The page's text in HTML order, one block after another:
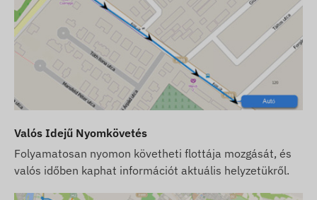
készen adjuk át. A SIM kártya beszerzése,
beállítása és üzemeltetése azonban továbbra is
az Ön feladata.
Ha a készülék és szoftver előfizetés mellett a
SIM kártyát is tőlünk vásárolja, akkor a
készüléket és a SIM kártyát a szoftverrel
folyamatos üzemben tartásáról is mi
gondoskodunk – Önnek ez utóbbival
kapcsolatban semmilyen teendője nem lesz.
Valós Idejű Nyomkövetés
Folyamatosan nyomon követheti flottája mozgását, és
valós időben kaphat információt aktuális helyzetükről.